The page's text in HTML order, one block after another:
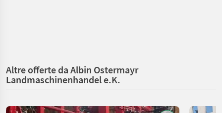
Altre offerte da Albin Ostermayr
Landmaschinenhandel e.K.